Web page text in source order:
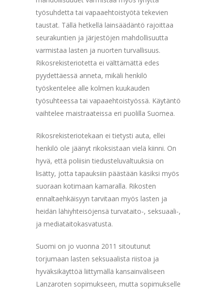
työsuhdetta tai vapaaehtoistyötä tekevien
taustat. Tällä hetkellä lainsäädäntö rajoittaa
seurakuntien ja järjestöjen mahdollisuutta
varmistaa lasten ja nuorten turvallisuus.
Rikosrekisteriotetta ei välttämättä edes
pyydettäessä anneta, mikäli henkilö
työskentelee alle kolmen kuukauden
työsuhteessa tai vapaaehtoistyössä. Käytäntö
vaihtelee maistraateissa eri puolilla Suomea.
Rikosrekisteriotekaan ei tietysti auta, ellei
henkilö ole jäänyt rikoksistaan vielä kiinni. On
hyvä, että poliisin tiedusteluvaltuuksia on
lisätty, jotta tapauksiin päästään käsiksi myös
suoraan kotimaan kamaralla. Rikosten
ennaltaehkäisyyn tarvitaan myös lasten ja
heidän lähiyhteisöjensä turvataito-, seksuaali-,
ja mediataitokasvatusta.
Suomi on jo vuonna 2011 sitoutunut
torjumaan lasten seksuaalista riistoa ja
hyväksikäyttöä liittymällä kansainväliseen
Lanzaroten sopimukseen, mutta sopimukselle